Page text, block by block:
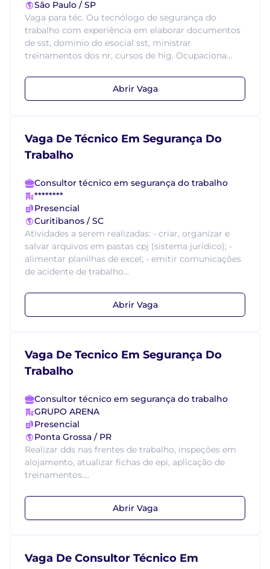
São Paulo / SP
Vaga para téc. Ou tecnólogo de segurança do
trabalho com experiência em elaborar documentos
de sst, dominio do esocial sst, ministrar
treinamentos dos nr, cursos de hig. Ocupaciona...
Abrir Vaga
Vaga De Técnico Em Segurança Do
Trabalho
Consultor técnico em segurança do trabalho
********
Presencial
Curitibanos / SC
Atividades a serem realizadas: - criar, organizar e
salvar arquivos em pastas cpj (sistema jurídico); -
alimentar planilhas de excel; - emitir comunicações
de acidente de trabalho...
Abrir Vaga
Vaga De Tecnico Em Segurança Do
Trabalho
Consultor técnico em segurança do trabalho
GRUPO ARENA
Presencial
Ponta Grossa / PR
Realizar dds nas frentes de trabalho, inspeções em
alojamento, atualizar fichas de epi, aplicação de
treinamentos....
Abrir Vaga
Vaga De Consultor Técnico Em